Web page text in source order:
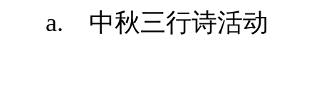
a. 中秋三行诗活动